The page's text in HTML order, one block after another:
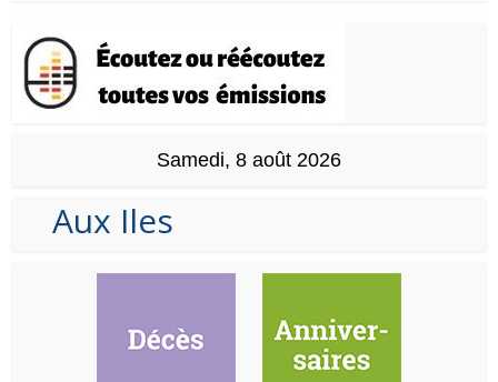
Samedi, 8 août 2026
Aux Iles